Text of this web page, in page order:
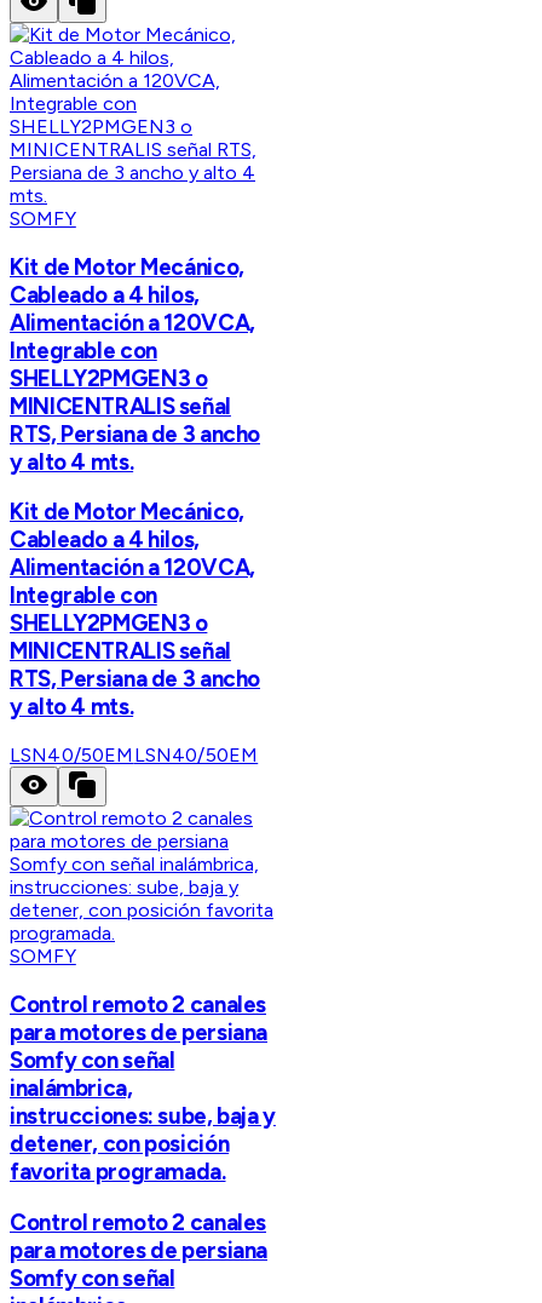
SOMFY
Kit de Motor Mecánico,
Cableado a 4 hilos,
Alimentación a 120VCA,
Integrable con
SHELLY2PMGEN3 o
MINICENTRALIS señal
RTS, Persiana de 3 ancho
y alto 4 mts.
Kit de Motor Mecánico,
Cableado a 4 hilos,
Alimentación a 120VCA,
Integrable con
SHELLY2PMGEN3 o
MINICENTRALIS señal
RTS, Persiana de 3 ancho
y alto 4 mts.
LSN40/50EM LSN40/50EM
SOMFY
Control remoto 2 canales
para motores de persiana
Somfy con señal
inalámbrica,
instrucciones: sube, baja y
detener, con posición
favorita programada.
Control remoto 2 canales
para motores de persiana
Somfy con señal